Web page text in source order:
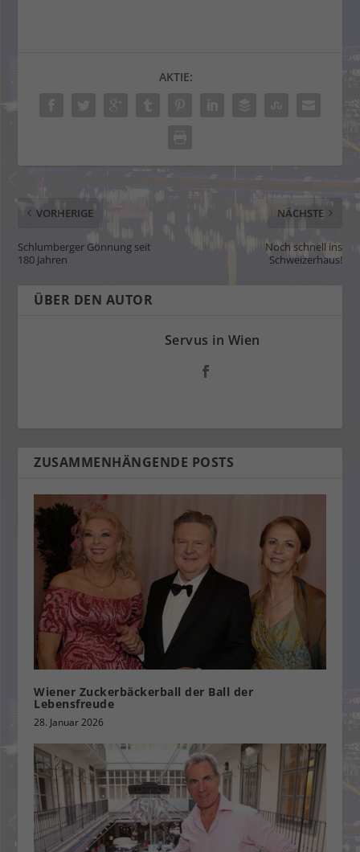
AKTIE:
VORHERIGE
Schlumberger Gönnung seit
180 Jahren
NÄCHSTE
Noch schnell ins
Schweizerhaus!
ÜBER DEN AUTOR
Servus in Wien
ZUSAMMENHÄNGENDE POSTS
Wiener Zuckerbäckerball der Ball der
Lebensfreude
28. Januar 2026